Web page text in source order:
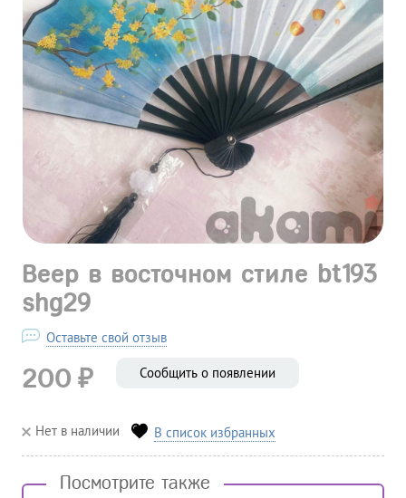
Веер в восточном стиле bt193
shg29
Оставьте свой отзыв
200 ₽ Сообщить о появлении
Нет в наличии В список избранных
Посмотрите также